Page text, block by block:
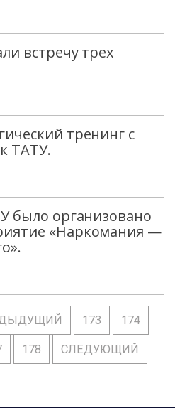
встречу трех
тренинг с
ТАТУ.
было организовано
«Наркомания —
173 174
178 СЛЕДУЮЩИЙ